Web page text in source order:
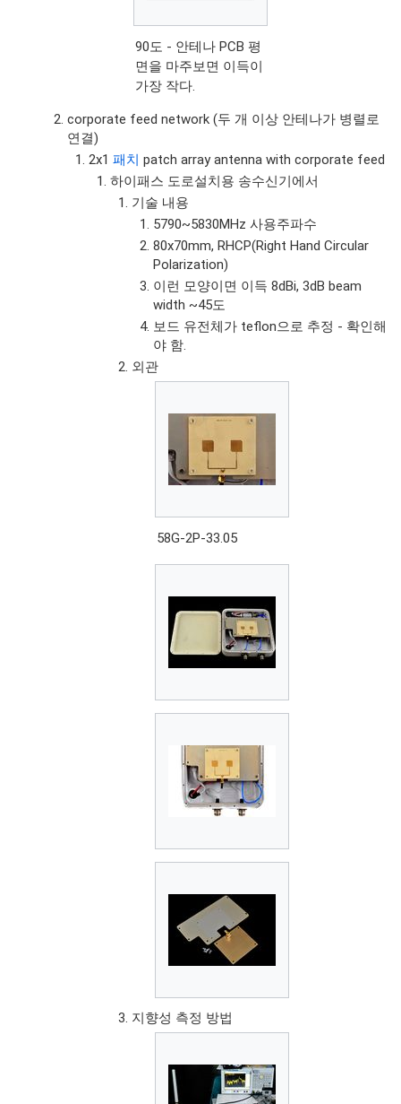
90도 - 안테나 PCB 평
면을 마주보면 이득이
가장 작다.
corporate feed network (두 개 이상 안테나가 병렬로
연결)
2x1패치 patch array antenna with corporate feed
하이패스 도로설치용 송수신기에서
기술 내용
5790~5830MHz 사용주파수
80x70mm, RHCP(Right Hand Circular
Polarization)
이런 모양이면 이득 8dBi, 3dB beam
width ~45도
보드 유전체가 teflon으로 추정 - 확인해
야 함.
외관
58G-2P-33.05
지향성 측정 방법